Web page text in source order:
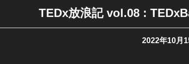
TEDx放浪記 vol.08 :
2022年10月